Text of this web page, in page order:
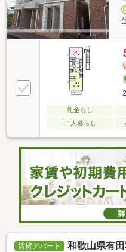
礼金なし
二人暮らし
賃貸アパート
和歌山県有